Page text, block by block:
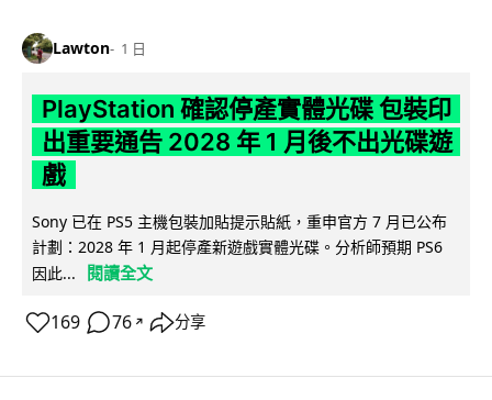
Lawton 1 日
PlayStation 確認停產實體光碟 包裝印
出重要通告 2028 年 1 月後不出光碟遊
戲
Sony 已在 PS5 主機包裝加貼提示貼紙，重申官方 7 月已公布
計劃：2028 年 1 月起停產新遊戲實體光碟。分析師預期 PS6
因此...
閱讀全文
169 76 ↗ 分享